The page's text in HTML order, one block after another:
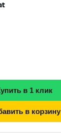
в 1 клик
в корзину